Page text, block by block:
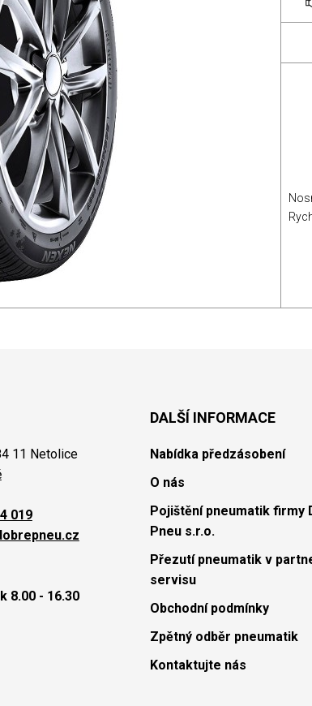
11 Netolice
019
8.00 - 16.30
DALŠÍ INFORMACE
Nabídka předzásobení
O nás
Pojištění pneumatik firmy
Pneu s.r.o.
Přezutí pneumatik v
servisu
Obchodní podmínky
Zpětný odběr pneumatik
Kontaktujte nás